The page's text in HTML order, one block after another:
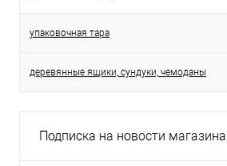
упаковочная тара
деревянные ящики, сундуки, чемоданы
Подписка на новости магазина